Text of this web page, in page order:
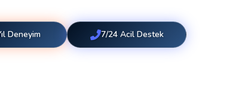
Deneyim 7/24 Acil Destek